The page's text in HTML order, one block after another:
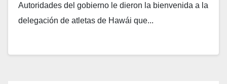
Autoridades del gobierno le dieron la bienvenida a la
delegación de atletas de Hawái que...